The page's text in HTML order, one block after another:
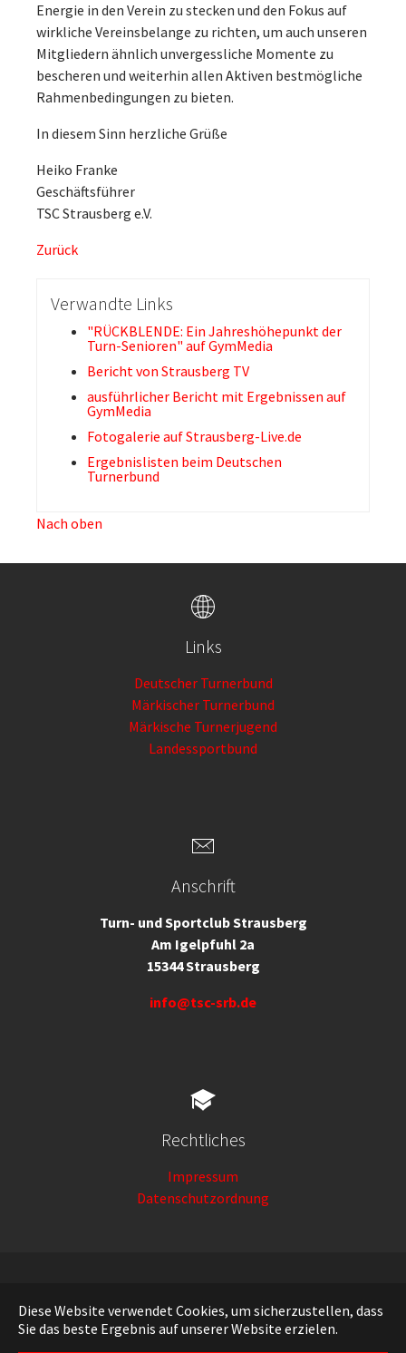
Diese Website verwendet Cookies, um sicherzustellen, dass
Sie das beste Ergebnis auf unserer Website erzielen.
Energie in den Verein zu stecken und den Fokus auf
wirkliche Vereinsbelange zu richten, um auch unseren
Mitgliedern ähnlich unvergessliche Momente zu
bescheren und weiterhin allen Aktiven bestmögliche
Rahmenbedingungen zu bieten.
In diesem Sinn herzliche Grüße
Heiko Franke
Geschäftsführer
TSC Strausberg e.V.
Zurück
Verwandte Links
"RÜCKBLENDE: Ein Jahreshöhepunkt der
Turn-Senioren" auf GymMedia
Bericht von Strausberg TV
ausführlicher Bericht mit Ergebnissen auf
GymMedia
Fotogalerie auf Strausberg-Live.de
Ergebnislisten beim Deutschen
Turnerbund
Nach oben
Links
Deutscher Turnerbund
Märkischer Turnerbund
Märkische Turnerjugend
Landessportbund
Anschrift
Turn- und Sportclub Strausberg
Am Igelpfuhl 2a
15344 Strausberg
info@tsc-srb.de
Rechtliches
Impressum
Datenschutzordnung
Running withTYPO3andBootstrap Package.